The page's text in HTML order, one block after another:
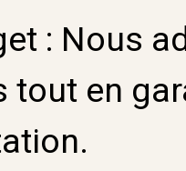
: Nous
tout en